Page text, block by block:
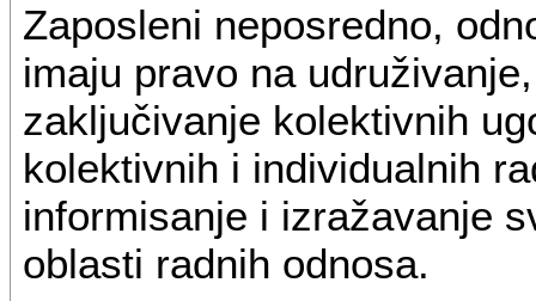
Zaposleni neposredno,
imaju pravo na
zaključivanje kolektivnih
kolektivnih i individualnih
informisanje i izražavanje
oblasti radnih odnosa.